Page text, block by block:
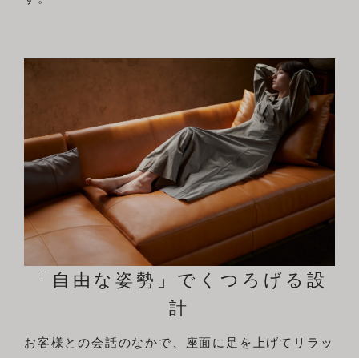
「自由な姿勢」でくつろげる設
計
お客様との会話のなかで、座面に足を上げてリラッ